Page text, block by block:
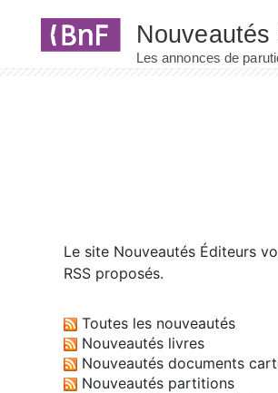
Le site Nouveautés Éditeurs
RSS proposés.
Toutes les nouveautés
Nouveautés livres
Nouveautés documents
Nouveautés partitions